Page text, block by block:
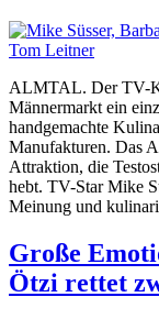
ALMTAL. Der TV-
Männermarkt ein
handgemachte
Manufakturen. Das
Attraktion, die
hebt. TV-Star Mike
Meinung und
Große
Ötzi rettet